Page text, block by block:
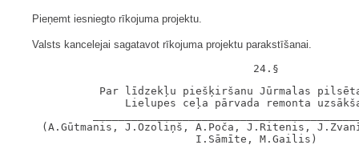
Pieņemt iesniegto rīkojuma projektu.
Valsts kancelejai sagatavot rīkojuma projektu parakstīšanai.
Par līdzekļu piešķiršanu Jūrmalas pilsētas
Lielupes ceļa pārvada remonta
(A.Gūtmanis, J.Ozoliņš, A.Poča, J.Ritenis,